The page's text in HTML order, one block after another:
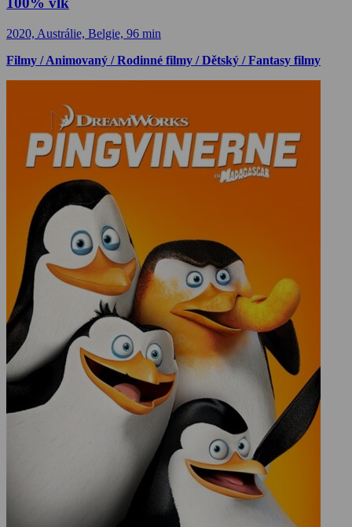
2020, Austrálie, Belgie, 96 min
Filmy / Animovaný / Rodinné filmy / Dětský / Fantasy filmy